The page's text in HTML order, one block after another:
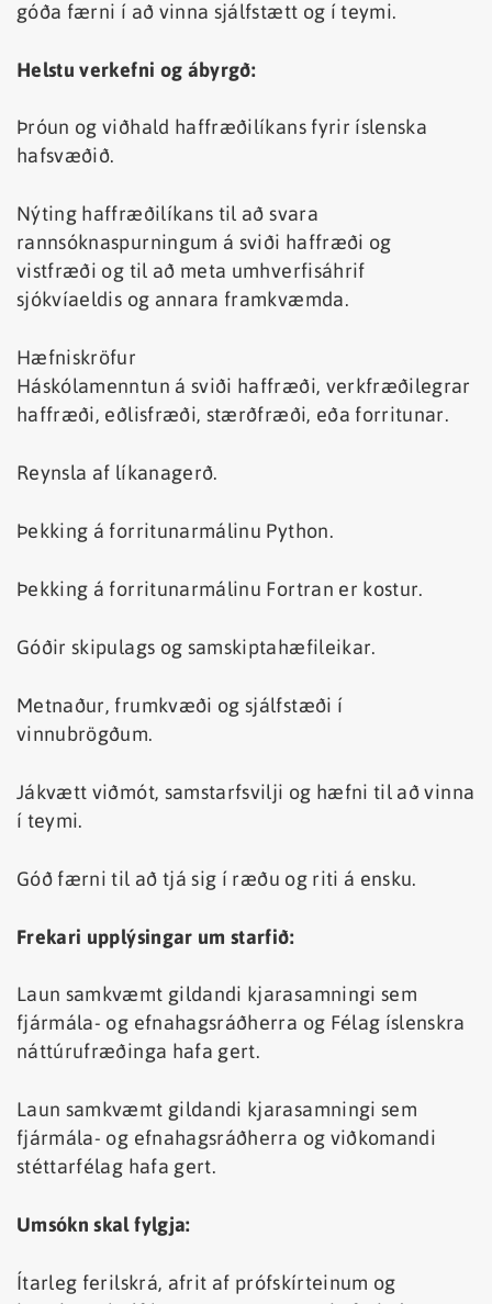
góða færni í að vinna sjálfstætt og í teymi.
Helstu verkefni og ábyrgð:
Þróun og viðhald haffræðilíkans fyrir íslenska
hafsvæðið.
Nýting haffræðilíkans til að svara
rannsóknaspurningum á sviði haffræði og
vistfræði og til að meta umhverfisáhrif
sjókvíaeldis og annara framkvæmda.
Hæfniskröfur
Háskólamenntun á sviði haffræði, verkfræðilegrar
haffræði, eðlisfræði, stærðfræði, eða forritunar.
Reynsla af líkanagerð.
Þekking á forritunarmálinu Python.
Þekking á forritunarmálinu Fortran er kostur.
Góðir skipulags og samskiptahæfileikar.
Metnaður, frumkvæði og sjálfstæði í
vinnubrögðum.
Jákvætt viðmót, samstarfsvilji og hæfni til að vinna
í teymi.
Góð færni til að tjá sig í ræðu og riti á ensku.
Frekari upplýsingar um starfið:
Laun samkvæmt gildandi kjarasamningi sem
fjármála- og efnahagsráðherra og Félag íslenskra
náttúrufræðinga hafa gert.
Laun samkvæmt gildandi kjarasamningi sem
fjármála- og efnahagsráðherra og viðkomandi
stéttarfélag hafa gert.
Umsókn skal fylgja:
Ítarleg ferilskrá, afrit af prófskírteinum og